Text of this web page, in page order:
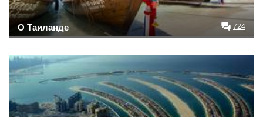
О Таиланде 724